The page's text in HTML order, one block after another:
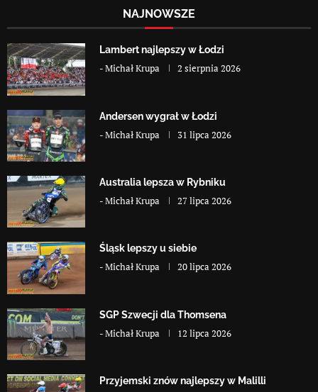
NAJNOWSZE
Lambert najlepszy w Łodzi
-Michał Krupa 2 sierpnia 2026
Andersen wygrał w Łodzi
-Michał Krupa 31 lipca 2026
Australia lepsza w Rybniku
-Michał Krupa 27 lipca 2026
Śląsk lepszy u siebie
-Michał Krupa 20 lipca 2026
SGP Szwecji dla Thomsena
-Michał Krupa 12 lipca 2026
Przyjemski znów najlepszy w Malilli